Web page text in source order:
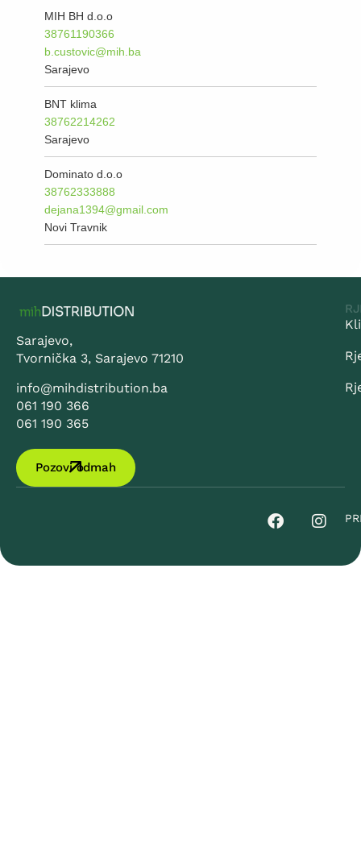
MIH BH d.o.o
38761190366
b.custovic@mih.ba
Sarajevo
BNT klima
38762214262
Sarajevo
Dominato d.o.o
38762333888
dejana1394@gmail.com
Novi Travnik
Sarajevo,
Tvornička 3, Sarajevo 71210
info@mihdistribution.ba
061 190 366
061 190 365
Pozovi odmah